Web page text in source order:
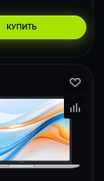
КУПИТЬ